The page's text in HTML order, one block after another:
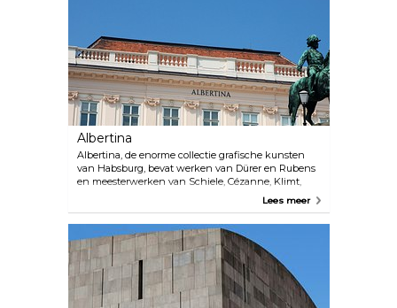
speciale tentoonstellingen presenteert ook
grootschalige tentoonstellingen van werk van
internationaal bekende kunstenaars. Het aanbod
wordt gecompleteerd door een goed gecureerde
museumwinkel en een café met een patio met
uitzicht op de binnenplaats van het
MuseumsQuartier.
Albertina
Albertina, de enorme collectie grafische kunsten
van Habsburg, bevat werken van Dürer en Rubens
en meesterwerken van Schiele, Cézanne, Klimt,
Kokoschka, Picasso en Rauschenberg. De
ontwikkeling van Monet en Picasso naar Gerhard
Richter en Georg Baselitz en presenteert
hoogtepunten uit de laatste 130 jaar
kunstgeschiedenis. Albertina heeft ook een
collectie architecturale werken en foto's (waaronder
Helmut Newton en Lisette Model), die te zien zijn
in speciale tentoonstellingen.
Lees meer